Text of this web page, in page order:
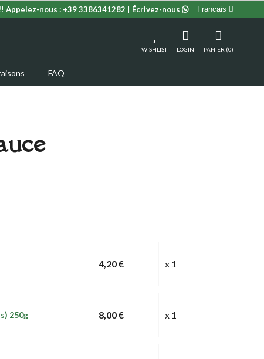
Francais
! Appelez-nous :+39 3386341282 Écrivez-nous
WISHLIST LOGIN PANIER (0)
FAQ
4,20 € x 1
250g 8,00 € x 1